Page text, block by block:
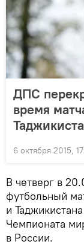
ДПС
время
6 октября 2015,
В четверг в
футбольный
и
Чемпионата
в России.